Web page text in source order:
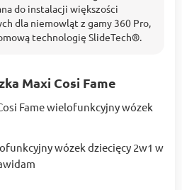
do instalacji większości
dla niemowląt z gamy 360 Pro,
technologię SlideTech®.
Maxi Cosi Fame
wózek dziecięcy 2w1 w